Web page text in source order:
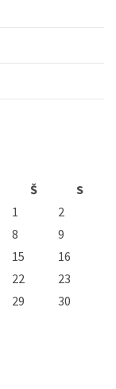
Š
S
1
2
8
9
15
16
22
23
29
30